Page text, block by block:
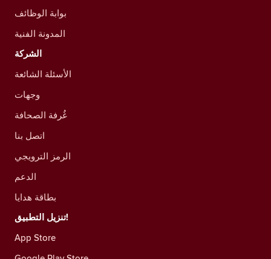
بوابة الوظائف
المدونة الفنية
الشركة
الأسئلة الشائعة
وجهات
غُرفة الصحافة
اتصل بنا
الرمز الترويجي
الدعم
بطاقة هدايا
تنزيل التطبيق!
App Store